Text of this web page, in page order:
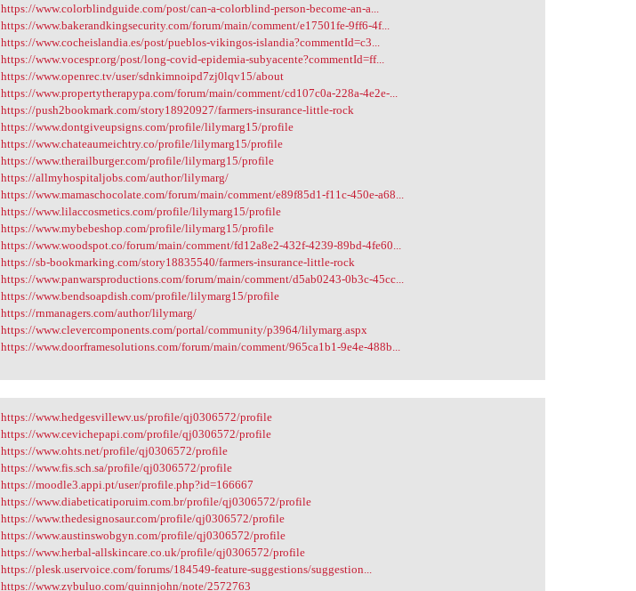
https://www.colorblindguide.com/post/can-a-colorblind-person-become-an-a...
https://www.bakerandkingsecurity.com/forum/main/comment/e17501fe-9ff6-4f...
https://www.cocheislandia.es/post/pueblos-vikingos-islandia?commentId=c3...
https://www.vocespr.org/post/long-covid-epidemia-subyacente?commentId=ff...
https://www.openrec.tv/user/sdnkimnoipd7zj0lqv15/about
https://www.propertytherapypa.com/forum/main/comment/cd107c0a-228a-4e2e-...
https://push2bookmark.com/story18920927/farmers-insurance-little-rock
https://www.dontgiveupsigns.com/profile/lilymarg15/profile
https://www.chateaumeichtry.co/profile/lilymarg15/profile
https://www.therailburger.com/profile/lilymarg15/profile
https://allmyhospitaljobs.com/author/lilymarg/
https://www.mamaschocolate.com/forum/main/comment/e89f85d1-f11c-450e-a68...
https://www.lilaccosmetics.com/profile/lilymarg15/profile
https://www.mybebeshop.com/profile/lilymarg15/profile
https://www.woodspot.co/forum/main/comment/fd12a8e2-432f-4239-89bd-4fe60...
https://sb-bookmarking.com/story18835540/farmers-insurance-little-rock
https://www.panwarsproductions.com/forum/main/comment/d5ab0243-0b3c-45cc...
https://www.bendsoapdish.com/profile/lilymarg15/profile
https://rnmanagers.com/author/lilymarg/
https://www.clevercomponents.com/portal/community/p3964/lilymarg.aspx
https://www.doorframesolutions.com/forum/main/comment/965ca1b1-9e4e-488b...
https://www.hedgesvillewv.us
https://www.hedgesvillewv.us/profile/qj0306572/profile
https://www.cevichepapi.com/profile/qj0306572/profile
https://www.ohts.net/profile/qj0306572/profile
https://www.fis.sch.sa/profile/qj0306572/profile
https://moodle3.appi.pt/user/profile.php?id=166667
https://www.diabeticatiporuim.com.br/profile/qj0306572/profile
https://www.thedesignosaur.com/profile/qj0306572/profile
https://www.austinswobgyn.com/profile/qj0306572/profile
https://www.herbal-allskincare.co.uk/profile/qj0306572/profile
https://plesk.uservoice.com/forums/184549-feature-suggestions/suggestion...
https://www.zybuluo.com/quinnjohn/note/2572763